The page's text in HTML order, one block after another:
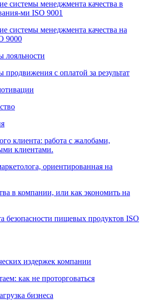
системы менеджмента качества в
ми ISO 9001
системы менеджмента качества на
9000
лояльности
продвижения с оплатой за результат
клиента: работа с жалобами,
клиентами.
ориентированная на
в компании, или как экономить на
безопасности пищевых продуктов ISO
издержек компании
как не проторговаться
бизнеса